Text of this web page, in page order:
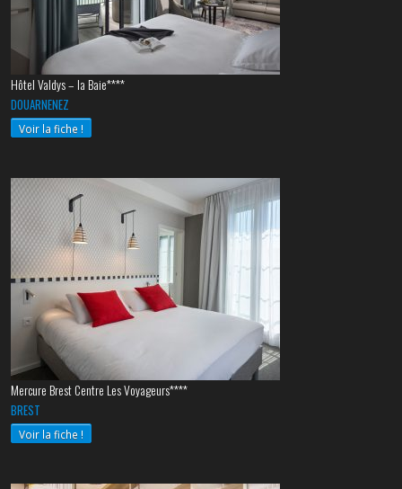
Hôtel Valdys – la Baie****
DOUARNENEZ
Voir la fiche !
Mercure Brest Centre Les Voyageurs****
BREST
Voir la fiche !